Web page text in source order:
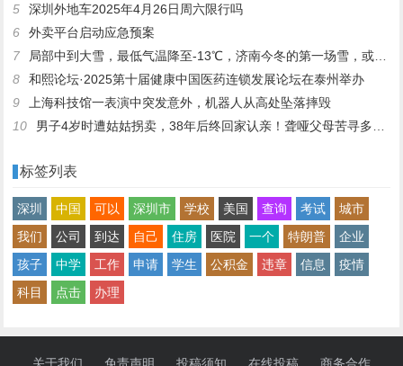
5
深圳外地车2025年4月26日周六限行吗
6
外卖平台启动应急预案
7
局部中到大雪，最低气温降至-13℃，济南今冬的第一场雪，或跟去年同一时间！
8
和熙论坛·2025第十届健康中国医药连锁发展论坛在泰州举办
9
上海科技馆一表演中突发意外，机器人从高处坠落摔毁
10
男子4岁时遭姑姑拐卖，38年后终回家认亲！聋哑父母苦寻多年，母亲已抱憾离世丨红星寻人
标签列表
深圳 中国 可以 深圳市 学校 美国 查询 考试
城市
我们
公司 到达 自己 住房 医院 一个 特朗普
企业
孩子
中学 工作 申请 学生 公积金 违章 信息
疫情
科目
点击 办理
关于我们 免责声明 投稿须知 在线投稿 商务合作